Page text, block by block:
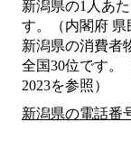
新潟県の1人あ
す。（内閣府 県
新潟県の消費者
全国30位です。
2023を参照）
新潟県の電話番